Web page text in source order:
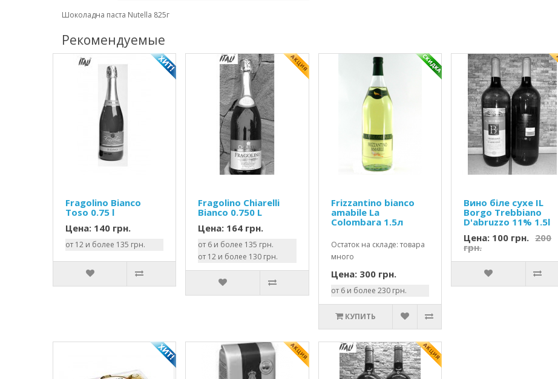
Шоколадна паста Nutella 825г
Рекомендуемые
Fragolino Bianco
Toso 0.75 l
Цена: 140 грн.
от 12 и более 135 грн.
Fragolino Chiarelli
Bianco 0.750 L
Цена: 164 грн.
от 6 и более 135 грн.
от 12 и более 130 грн.
Frizzantino bianco
amabile La
Colombara 1.5л
Остаток на складе: товара
много
Цена: 300 грн.
от 6 и более 230 грн.
КУПИТЬ
Вино біле сухе IL
Borgo Trebbiano
D'abruzzo 11% 1.5l
Цена: 100 грн. 200
грн.